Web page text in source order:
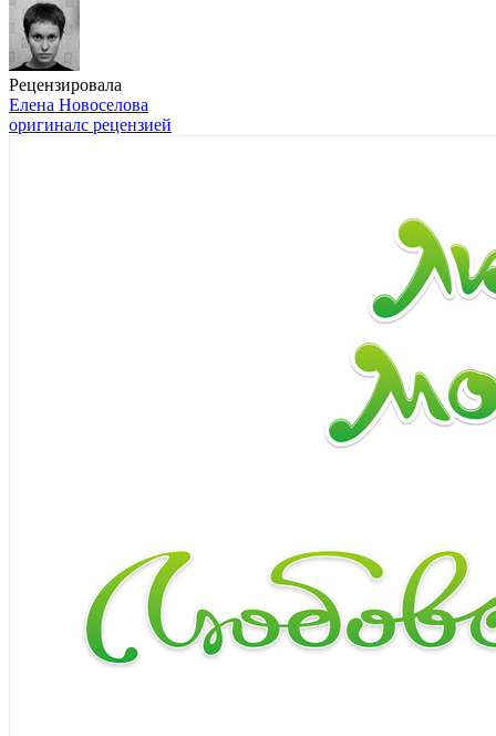
Рецензировала
Елена Новоселова
оригиналс рецензией